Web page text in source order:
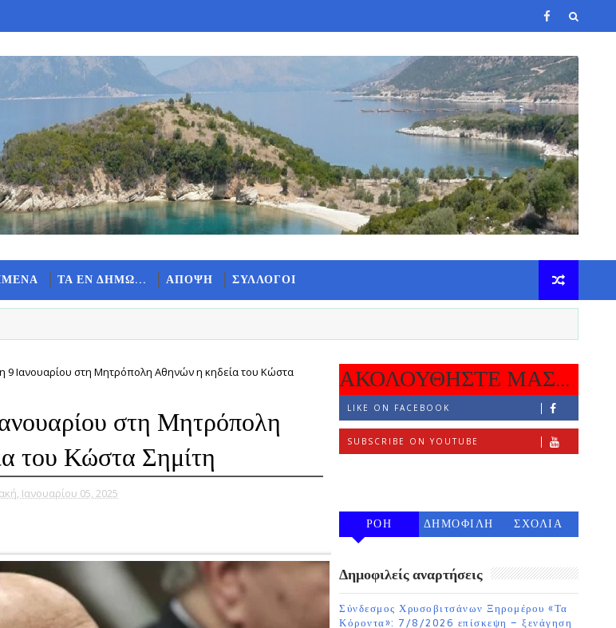
ΤΑ ΕΝ ΔΗΜΩ... ΑΠΟΨΗ ΣΥΛΛΟΓΟΙ
9 Ιανουαρίου στη Μητρόπολη Αθηνών η κηδεία του Κώστα
στη Μητρόπολη
του Κώστα Σημίτη
Ιανουαρίου 05, 2025
ΑΚΟΛΟΥΘΗΣΤΕ ΜΑΣ...
LIKE ON FACEBOOK
SUBSCRIBE ON YOUTUBE
ΡΟΗ
ΔΗΜΟΦΙΛΗ
ΣΧΟΛΙΑ
Δημοφιλείς αναρτήσεις
Σύνδεσμος Χρυσοβιτσάνων Ξηρομέρου «Τα
Κόροντα»: 7/8/2026 επίσκεψη – ξενάγηση